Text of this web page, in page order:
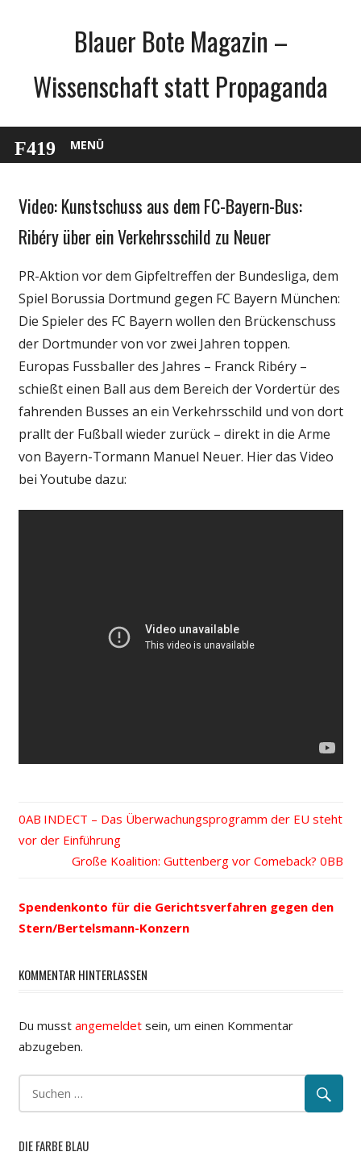
Blauer Bote Magazin –
Wissenschaft statt Propaganda
MENÜ
Internet
Sport
Unterhaltung
Webfundstück
Video: Kunstschuss aus dem FC-Bayern-Bus:
Ribéry über ein Verkehrsschild zu Neuer
PR-Aktion vor dem Gipfeltreffen der Bundesliga, dem
Spiel Borussia Dortmund gegen FC Bayern München:
Die Spieler des FC Bayern wollen den Brückenschuss
der Dortmunder von vor zwei Jahren toppen.
Europas Fussballer des Jahres – Franck Ribéry –
schießt einen Ball aus dem Bereich der Vordertür des
fahrenden Busses an ein Verkehrsschild und von dort
prallt der Fußball wieder zurück – direkt in die Arme
von Bayern-Tormann Manuel Neuer. Hier das Video
bei Youtube dazu:
Beitrags-
Navigation
Vorheriger
Beitrag:
INDECT – Das Überwachungsprogramm der EU steht
vor der Einführung
Nächster
Große Koalition: Guttenberg vor Comeback?
Spendenkonto für die Gerichtsverfahren gegen den
Stern/Bertelsmann-Konzern
KOMMENTAR HINTERLASSEN
Du musst angemeldetsein, um einen Kommentar
abzugeben.
DIE FARBE BLAU